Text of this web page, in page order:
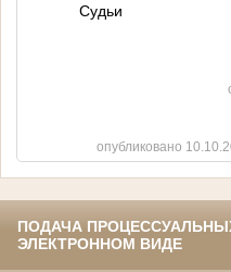
Судьи
О.В.
опубликовано
ПОДАЧА
ЭЛЕКТРОННОМ ВИДЕ